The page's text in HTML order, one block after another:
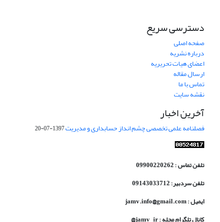
دسترسی سریع
صفحه اصلی
درباره نشریه
اعضای هیات تحریریه
ارسال مقاله
تماس با ما
نقشه سایت
آخرین اخبار
فصلنامه علمی تخصصی چشم انداز حسابداری و مدیریت1397-07-20
تلفن تماس : 09900220262
تلفن سردبیر: 09143033712
ایمیل : jamv.info@gmail.com
کانال تلگرام مجله : jamv_ir@